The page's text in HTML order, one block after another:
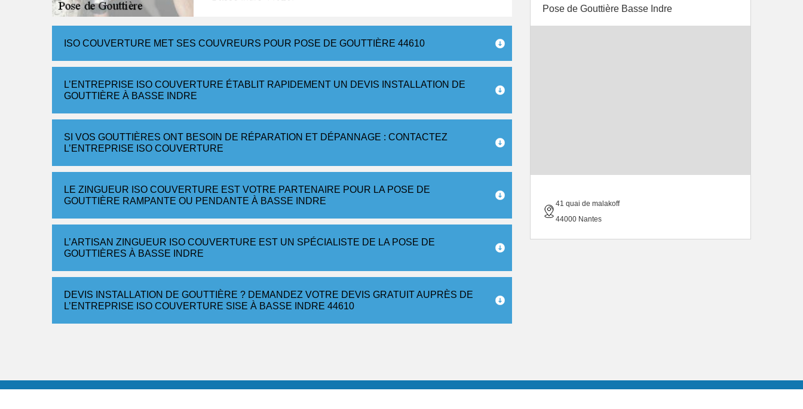
ISO COUVERTURE MET SES COUVREURS POUR POSE DE GOUTTIÈRE 44610
L’ENTREPRISE ISO COUVERTURE ÉTABLIT RAPIDEMENT UN DEVIS INSTALLATION DE
GOUTTIÈRE À BASSE INDRE
SI VOS GOUTTIÈRES ONT BESOIN DE RÉPARATION ET DÉPANNAGE : CONTACTEZ
L’ENTREPRISE ISO COUVERTURE
LE ZINGUEUR ISO COUVERTURE EST VOTRE PARTENAIRE POUR LA POSE DE
GOUTTIÈRE RAMPANTE OU PENDANTE À BASSE INDRE
L’ARTISAN ZINGUEUR ISO COUVERTURE EST UN SPÉCIALISTE DE LA POSE DE
GOUTTIÈRES À BASSE INDRE
DEVIS INSTALLATION DE GOUTTIÈRE ? DEMANDEZ VOTRE DEVIS GRATUIT AUPRÈS DE
L’ENTREPRISE ISO COUVERTURE SISE À BASSE INDRE 44610
Pose de Gouttière Basse Indre
41 quai de malakoff
44000 Nantes